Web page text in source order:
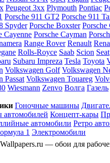
Peugeot 3xx Plymouth Pontiac
Porsche 911 GT2 Porsche 911
Spyder Porsche Boxster Porsche
Cayenne Porsche Cayman
Range Rover Renault
Rolls-Royce Saab Scion Seat
Subaru Impreza Tesla Toyota
Volkswagen Golf Volkswagen
Passat Volkswagen Touareg
Wiesmann Zenvo Волга Газель
Гоночные машины
автомобилей Концепт-кары
автомобили Ретро
1 Электромобили
— обои для